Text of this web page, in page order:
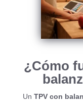
¿Cómo
Un TPV con